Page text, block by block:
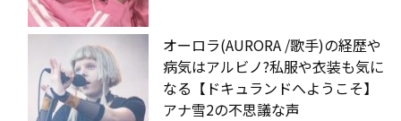
オーロラ(AURORA /歌手)の経歴や
病気はアルビノ?私服や衣装も気に
なる【ドキュランドへようこそ】
アナ雪2の不思議な声